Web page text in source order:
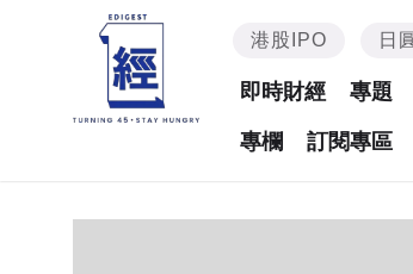
港股IPO 日圓
即時財經 專題
專欄 訂閱專區